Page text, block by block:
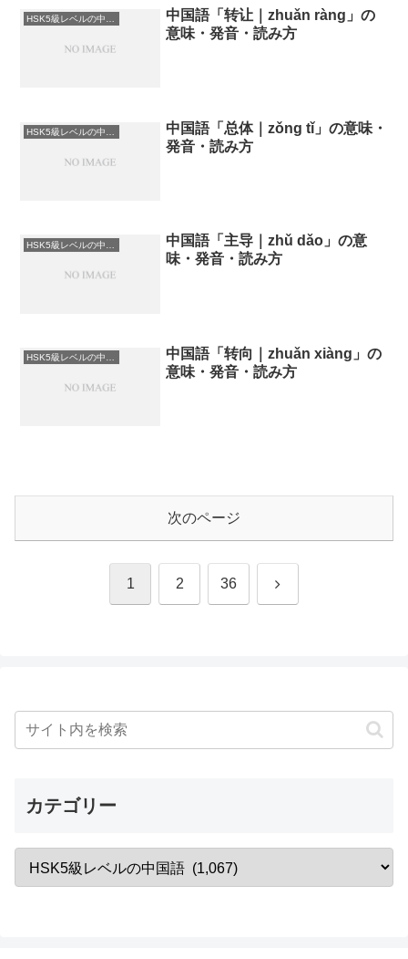
HSK5級レベルの中国語
中国語「转让｜zhuǎn ràng」の
意味・発音・読み方
中国語「总体｜zǒng tǐ」の意味・
発音・読み方
中国語「主导｜zhǔ dǎo」の意
味・発音・読み方
HSK5級レベルの中国語
中国語「转向｜zhuǎn xiàng」の
意味・発音・読み方
次のページ
1 2 36 次
カテゴリー